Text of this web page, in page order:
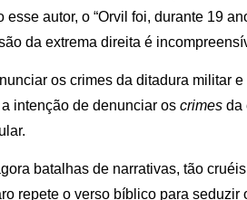
autor, o “Orvil foi, durante 19
da extrema direita é
os crimes da ditadura militar e
intenção de denunciar os crimes da
batalhas de narrativas, tão
repete o verso bíblico para seduzir